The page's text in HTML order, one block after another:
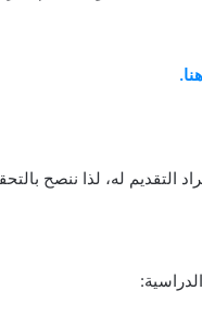
التقديم له، لذا ننصح